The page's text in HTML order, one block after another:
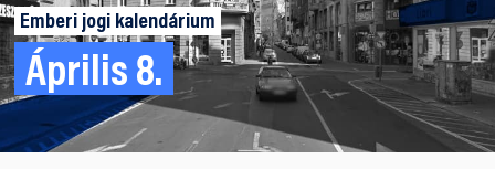
Emberi jogi kalendárium
Április 8.